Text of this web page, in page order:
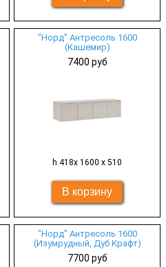
"Норд" Антресоль 1600
(Кашемир)
7400 руб
h 418х 1600 х 510
"Норд" Антресоль 1600
(Изумрудный, Дуб Крафт)
7700 руб